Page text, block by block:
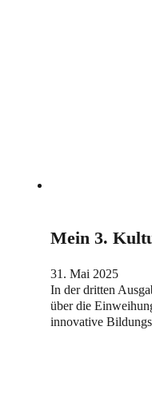
Mein 3.
31. Mai 2025
In der dritten
über die
innovative